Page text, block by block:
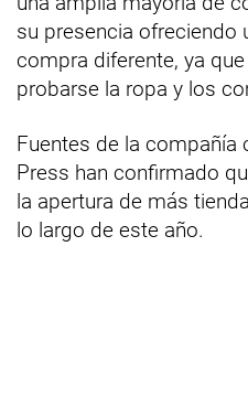
su presencia ofreciendo
compra diferente, ya
probarse la ropa y los
Fuentes de la compañía
Press han confirmado
la apertura de más
lo largo de este año.